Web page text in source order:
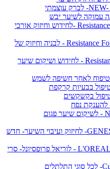
- Resistance Extentioniste -לחידוש וחיזוק אורכי
- Resistance Force Architecte - לבניה וחיזוק של
- Resistance Therapiste - לחידוש ושיקום שיער
- GENESIS HOMME- לחיזוק ועיבוי השיער- חדש
L'OREAL PROFESSIONNEL - לוריאל פרופסיונל- סרי